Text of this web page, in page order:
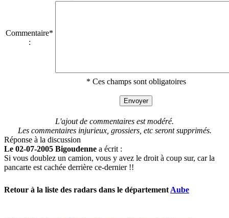
Commentaire*
:
* Ces champs sont obligatoires
L'ajout de commentaires est modéré.
Les commentaires injurieux, grossiers, etc seront supprimés.
Réponse à la discussion
Le 02-07-2005 Bigoudenne a écrit :
Si vous doublez un camion, vous y avez le droit à coup sur, car la
pancarte est cachée derrière ce-dernier !!
Retour à la liste des radars dans le département Aube